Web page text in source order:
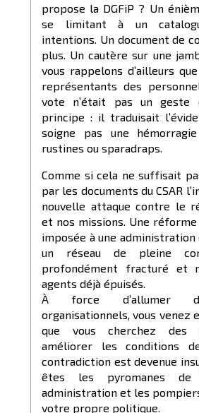
propose la DGFiP ? Un
se limitant à un
intentions. Un document de
plus. Un cautère sur une
vous rappelons d’ailleurs
représentants des
vote n’était pas un geste
principe : il traduisait
soigne pas une
rustines ou sparadraps.
Comme si cela ne suffisait
par les documents du CSAR
nouvelle attaque contre le
et nos missions. Une
imposée à une administration
un réseau de pleine
profondément fracturé et
agents déjà épuisés.
À force d’allumer
organisationnels, vous venez
que vous cherchez des
améliorer les conditions
contradiction est devenue
êtes les pyromanes
administration et les
votre propre politique.